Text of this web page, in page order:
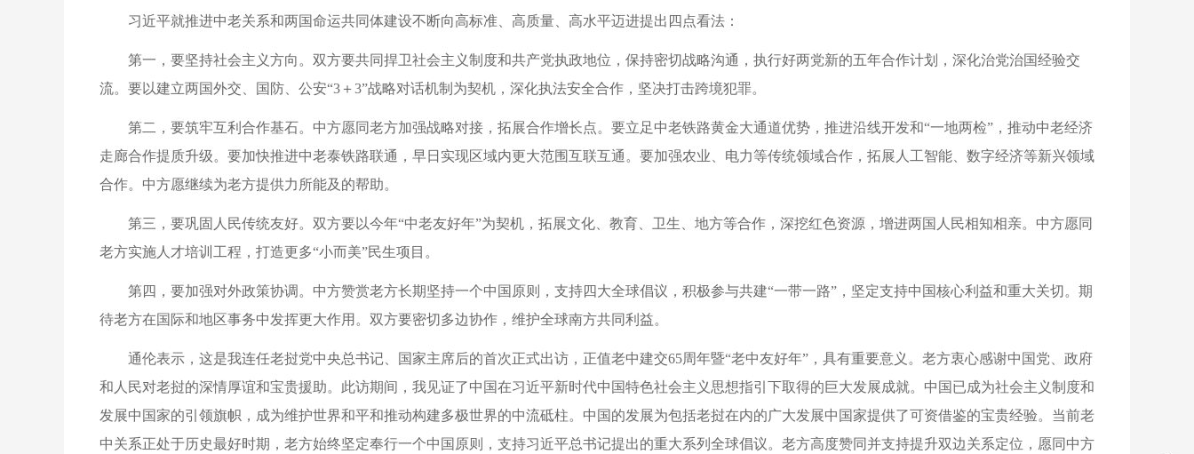
习近平就推进中老关系和两国命运共同体建设不断向高标准、高质量、高水平迈进提出四点看法：
第一，要坚持社会主义方向。双方要共同捍卫社会主义制度和共产党执政地位，保持密切战略沟通，执行好两党新的五年合作计划，深化治党治国经验交
流。要以建立两国外交、国防、公安“3＋3”战略对话机制为契机，深化执法安全合作，坚决打击跨境犯罪。
第二，要筑牢互利合作基石。中方愿同老方加强战略对接，拓展合作增长点。要立足中老铁路黄金大通道优势，推进沿线开发和“一地两检”，推动中老经济
走廊合作提质升级。要加快推进中老泰铁路联通，早日实现区域内更大范围互联互通。要加强农业、电力等传统领域合作，拓展人工智能、数字经济等新兴领域
合作。中方愿继续为老方提供力所能及的帮助。
第三，要巩固人民传统友好。双方要以今年“中老友好年”为契机，拓展文化、教育、卫生、地方等合作，深挖红色资源，增进两国人民相知相亲。中方愿同
老方实施人才培训工程，打造更多“小而美”民生项目。
第四，要加强对外政策协调。中方赞赏老方长期坚持一个中国原则，支持四大全球倡议，积极参与共建“一带一路”，坚定支持中国核心利益和重大关切。期
待老方在国际和地区事务中发挥更大作用。双方要密切多边协作，维护全球南方共同利益。
通伦表示，这是我连任老挝党中央总书记、国家主席后的首次正式出访，正值老中建交65周年暨“老中友好年”，具有重要意义。老方衷心感谢中国党、政府
和人民对老挝的深情厚谊和宝贵援助。此访期间，我见证了中国在习近平新时代中国特色社会主义思想指引下取得的巨大发展成就。中国已成为社会主义制度和
发展中国家的引领旗帜，成为维护世界和平和推动构建多极世界的中流砥柱。中国的发展为包括老挝在内的广大发展中国家提供了可资借鉴的宝贵经验。当前老
中关系正处于历史最好时期，老方始终坚定奉行一个中国原则，支持习近平总书记提出的重大系列全球倡议。老方高度赞同并支持提升双边关系定位，愿同中方